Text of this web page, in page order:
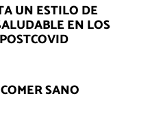
UN ESTILO DE
EN LOS
SANO